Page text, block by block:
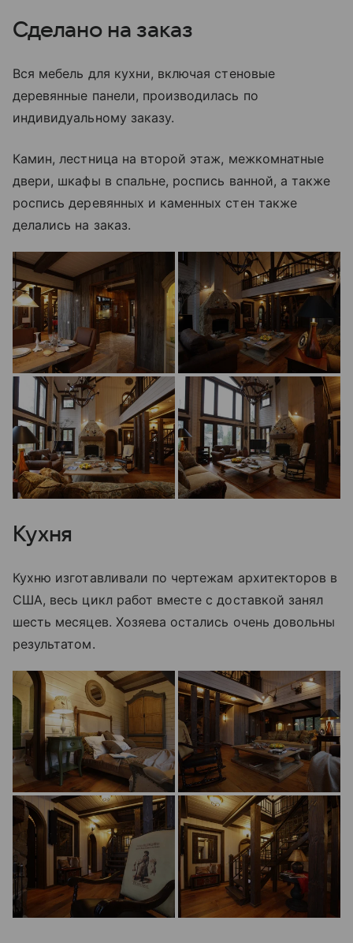
Сделано на заказ
Вся мебель для кухни, включая стеновые
деревянные панели, производилась по
индивидуальному заказу.
Камин, лестница на второй этаж, межкомнатные
двери, шкафы в спальне, роспись ванной, а также
роспись деревянных и каменных стен также
делались на заказ.
Кухня
Кухню изготавливали по чертежам архитекторов в
США, весь цикл работ вместе с доставкой занял
шесть месяцев. Хозяева остались очень довольны
результатом.